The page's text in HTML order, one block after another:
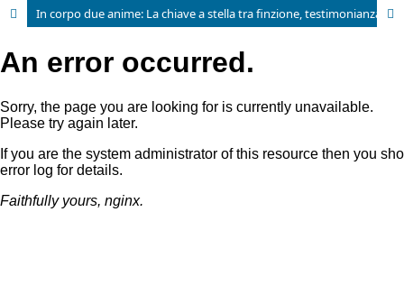
In corpo due anime: La chiave a stella tra finzione, testimonianza e antropologia